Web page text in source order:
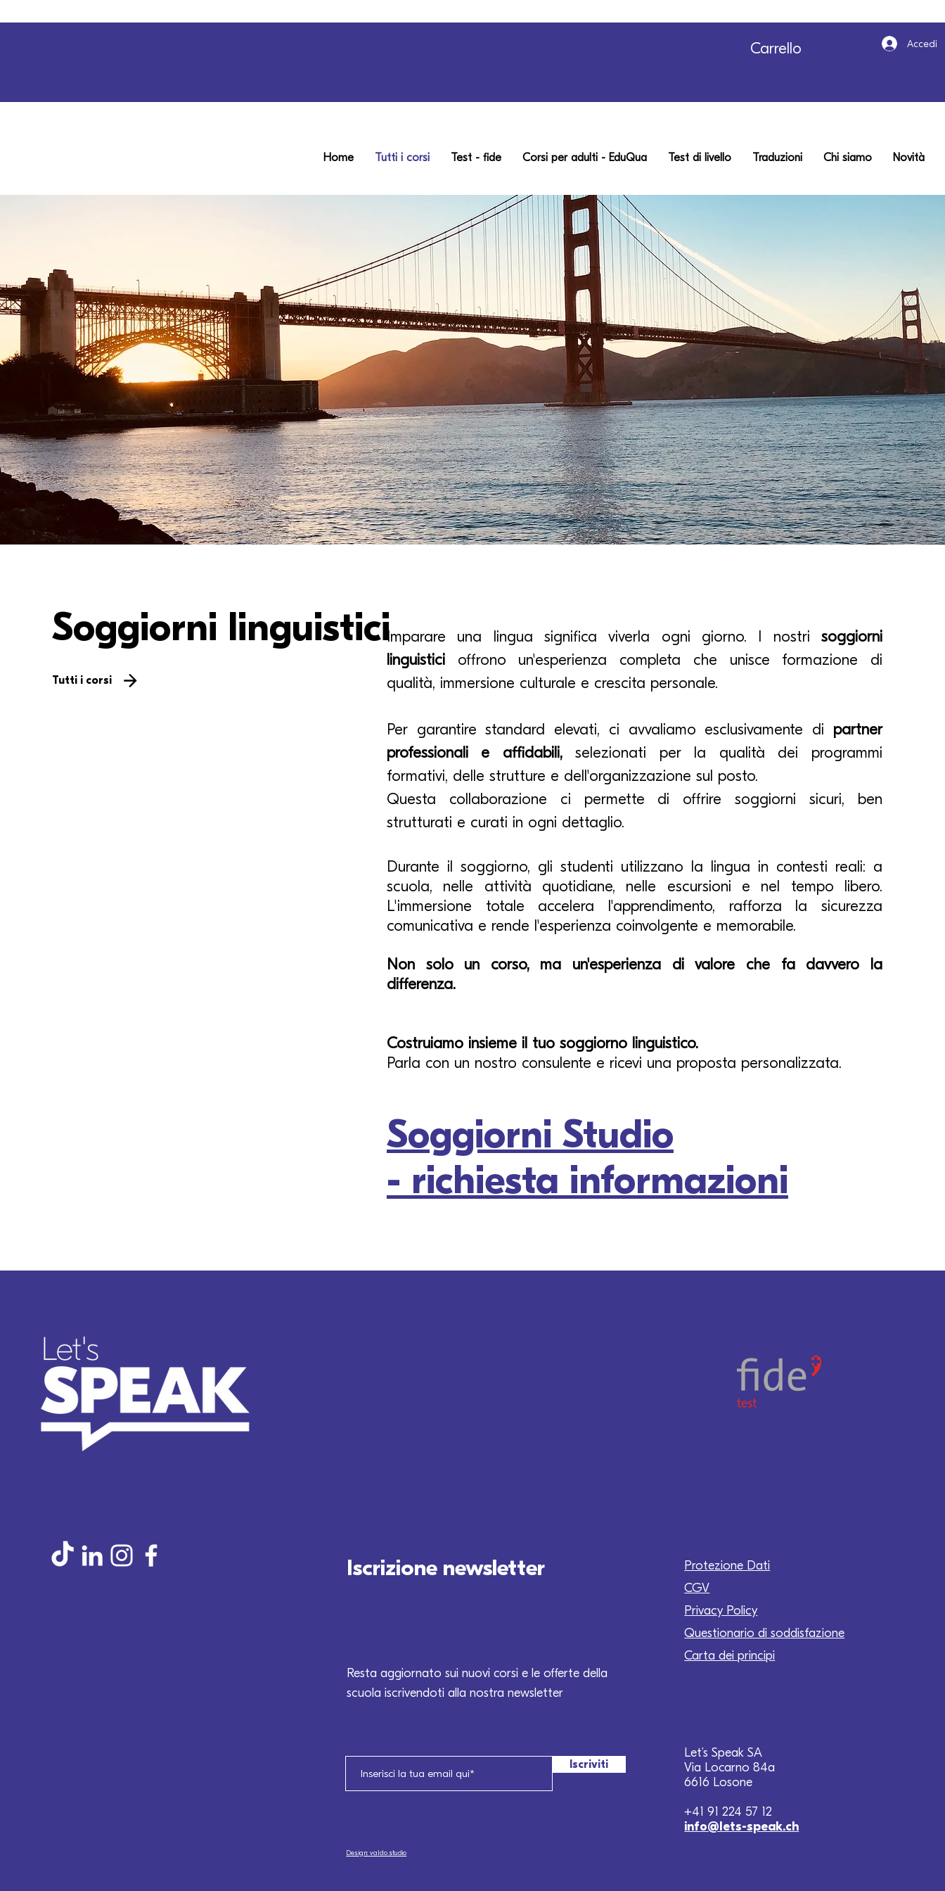
Carrello Accedi
Home Tutti i corsi Test - fide Corsi per adulti - EduQua Test di livello Traduzioni Chi siamo Novità
Soggiorni linguistici
Tutti i corsi
Imparare una lingua significa viverla ogni giorno. I nostri soggiorni
linguistici offrono un'esperienza completa che unisce formazione di
qualità, immersione culturale e crescita personale.
Per garantire standard elevati, ci avvaliamo esclusivamente di partner
professionali e affidabili,selezionati per la qualità dei programmi
formativi, delle strutture e dell'organizzazione sul posto.
Questa collaborazione ci permette di offrire soggiorni sicuri, ben
strutturati e curati in ogni dettaglio.
Durante il soggiorno, gli studenti utilizzano la lingua in contesti reali: a
scuola, nelle attività quotidiane, nelle escursioni e nel tempo libero.
L'immersione totale accelera l'apprendimento, rafforza la sicurezza
comunicativa e rende l'esperienza coinvolgente e memorabile.
Non solo un corso, ma un'esperienza di valore che fa davvero la
differenza.
Costruiamo insieme il tuo soggiorno linguistico.
Parla con un nostro consulente e ricevi una proposta personalizzata.
Soggiorni Studio
- richiesta informazioni
Iscrizione newsletter
Resta aggiornato sui nuovi corsi e le offerte della
scuola iscrivendoti alla nostra newsletter
Iscriviti
Design: valdo.studio
Protezione Dati
CGV
Privacy Policy
Questionario di soddisfazione
Carta dei principi
Let’s Speak SA
Via Locarno 84a
6616 Losone
+41 91 224 57 12
info@lets-speak.ch